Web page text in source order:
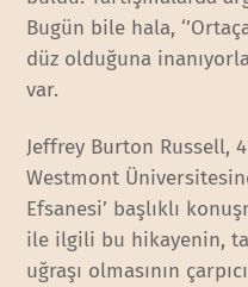
Bugün bile hala,
düz olduğuna
var.
Jeffrey Burton Russell,
Westmont
Efsanesi’ başlıklı
ile ilgili bu hikayenin,
uğraşı olmasının